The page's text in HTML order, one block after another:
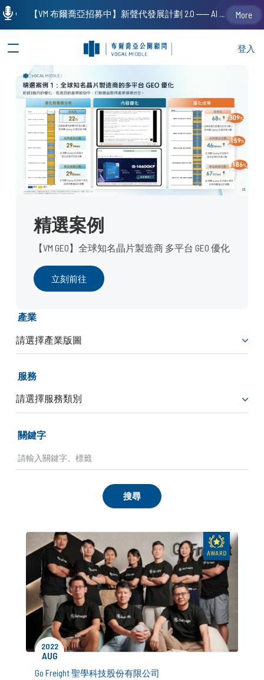
登入
精選案例
【VM GEO】全球知名晶片製造商 多平台 GEO 優化
立刻前往
產業
服務
關鍵字
2022
AUG
Go Freight 聖學科技股份有限公司
【VM 布爾喬亞招募中】新聲代發展計劃 2.0 ── AI PR 人才加速養成計劃（歡迎「應屆畢業生」、「一年以下相關 / 三年以下非相關經驗工作者」申請加入） More